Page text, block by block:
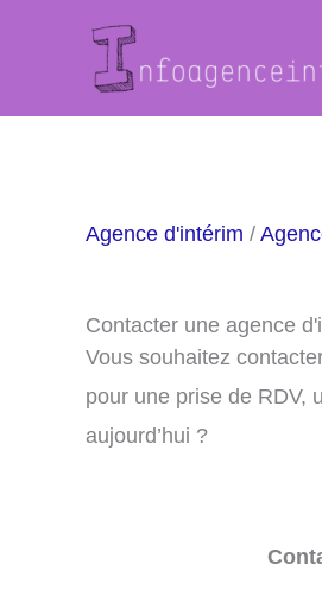
Agence d'intérim /
Contacter une agence
Vous souhaitez
pour une prise de RDV,
aujourd’hui ?